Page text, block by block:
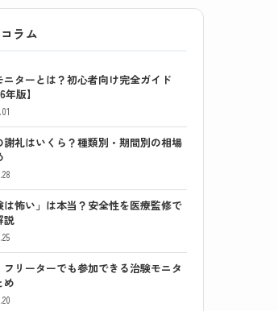
ラム
ニターとは？初心者向け完全ガイド
年版】
謝礼はいくら？種類別・期間別の相場
は怖い」は本当？安全性を医療監修で
説
フリーターでも参加できる治験モニタ
め